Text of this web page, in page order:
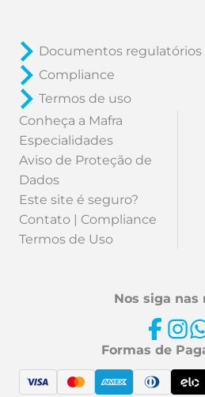
Documentos regulatórios
Compliance
Termos de uso
Conheça a Mafra
Especialidades
Aviso de Proteção de
Dados
Este site é seguro?
Contato | Compliance
Termos de Uso
Nos siga nas
Formas de